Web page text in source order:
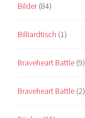
Bilder(84)
Billiardtisch (1)
Braveheart Battle (9)
Braveheart Battle (2)